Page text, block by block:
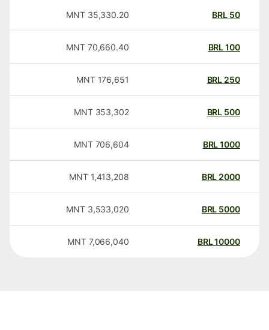
50
BRL
35,330.20
MNT
100
BRL
70,660.40
MNT
250
BRL
176,651
MNT
500
BRL
353,302
MNT
1000
BRL
706,604
MNT
2000
BRL
1,413,208
MNT
5000
BRL
3,533,020
MNT
10000
BRL
7,066,040
MNT